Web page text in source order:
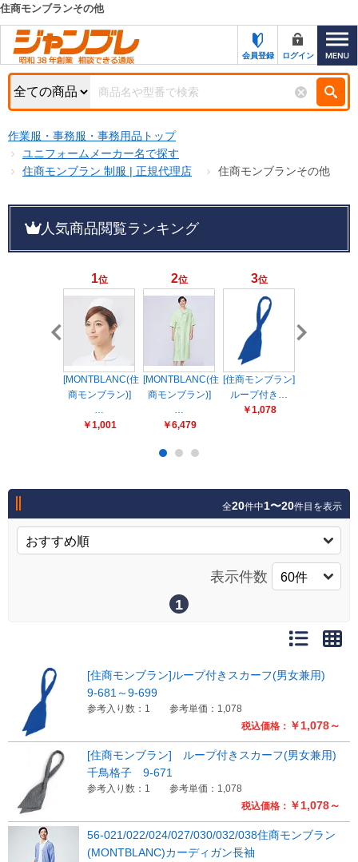
カテゴリー一覧
お知らせ
特集・キャンペーン一覧
初めての方へ
お問い合わせ
サポート＆ヘルプ
ジャンブレの特長
新規登録キャンペーン
名入れ刺繍
メーカーカタログ一覧
試着サンプル無料貸し出し
ログアウト
Myページ 見積書 お気に入り
キーワード検索
検索条件
商品カテゴリから選ぶ
商品ステータスで絞る
キャンペーン
オリジナル
処分品
販売価格(税抜き)で絞る
円から
住商モンブランその他
会員登録 ログイン
作業服・事務服・事務用品トップ
ユニフォームメーカー名で探す
住商モンブラン 制服 | 正規代理店
住商モンブランその他
人気商品閲覧ランキング
1位
[MONTBLANC(住
商モンブラン)]
…
￥1,001
2位
[MONTBLANC(住
商モンブラン)]
…
￥6,479
3位
[住商モンブラン]
ループ付き…
￥1,078
全20件中1〜20件目を表示
表示件数
1
税込価格： ￥1,078～
[住商モンブラン]ループ付きスカーフ(男女兼用)
9-681～9-699
参考入り数：1 参考単価：1,078
税込価格： ￥1,078～
[住商モンブラン] ループ付きスカーフ(男女兼用)
千鳥格子 9-671
参考入り数：1 参考単価：1,078
56-021/022/024/027/030/032/038住商モンブラン
(MONTBLANC)カーディガン長袖